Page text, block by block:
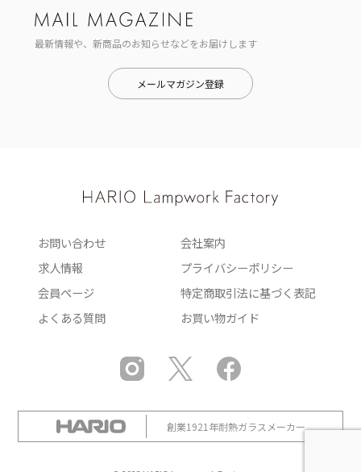
最新情報や、新商品のお知らせなどをお届けします
メールマガジン登録
お問い合わせ
会社案内
求人情報
プライバシーポリシー
会員ページ
特定商取引法に基づく表記
よくある質問
お買い物ガイド
創業1921年耐熱ガラスメーカー